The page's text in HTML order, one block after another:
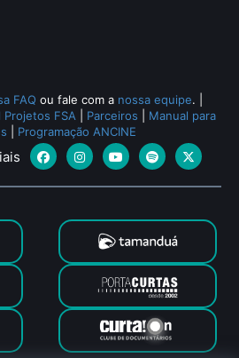
FAQ ou fale com a nossa equipe.
Projetos FSA Parceiros
Manual para
Programação ANCINE